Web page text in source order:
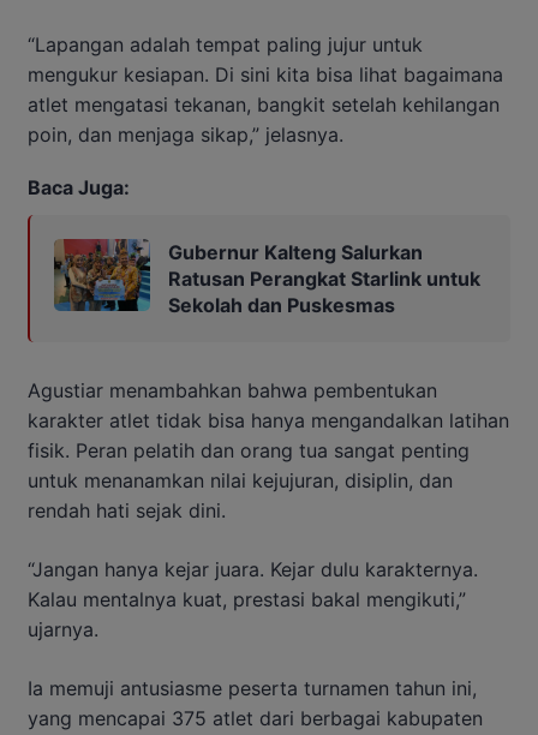
“Lapangan adalah tempat paling jujur untuk
mengukur kesiapan. Di sini kita bisa lihat bagaimana
atlet mengatasi tekanan, bangkit setelah kehilangan
poin, dan menjaga sikap,” jelasnya.
Baca Juga:
Gubernur Kalteng Salurkan
Ratusan Perangkat Starlink untuk
Sekolah dan Puskesmas
Agustiar menambahkan bahwa pembentukan
karakter atlet tidak bisa hanya mengandalkan latihan
fisik. Peran pelatih dan orang tua sangat penting
untuk menanamkan nilai kejujuran, disiplin, dan
rendah hati sejak dini.
“Jangan hanya kejar juara. Kejar dulu karakternya.
Kalau mentalnya kuat, prestasi bakal mengikuti,”
ujarnya.
Ia memuji antusiasme peserta turnamen tahun ini,
yang mencapai 375 atlet dari berbagai kabupaten